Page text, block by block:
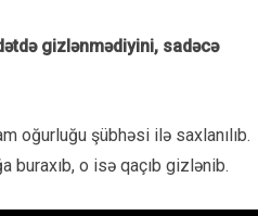
gizlənmədiyini, sadəcə
oğurluğu şübhəsi ilə saxlanılıb.
buraxıb, o isə qaçıb gizlənib.